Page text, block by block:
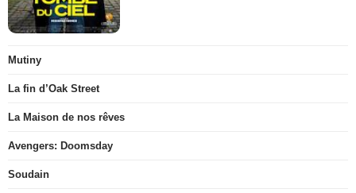
Mutiny
La fin d’Oak Street
La Maison de nos rêves
Avengers: Doomsday
Soudain